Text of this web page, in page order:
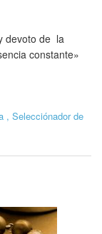
devoto de la
constante»
, Selecciónador de